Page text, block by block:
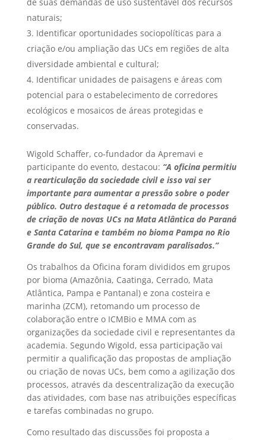
naturais;
Identificar oportunidades sociopolíticas para a
criação e/ou ampliação das UCs em regiões de alta
diversidade ambiental e cultural;
Identificar unidades de paisagens e áreas com
potencial para o estabelecimento de corredores
ecológicos e mosaicos de áreas protegidas e
conservadas.
Wigold Schaffer, co-fundador da Apremavi e
participante do evento, destacou: “A oficina permitiu
a rearticulação da sociedade civil e isso vai ser
importante para aumentar a pressão sobre o poder
público. Outro destaque é a retomada de processos
de criação de novas UCs na Mata Atlântica do Paraná
e Santa Catarina e também no bioma Pampa no Rio
Grande do Sul, que se encontravam paralisados.”
Os trabalhos da Oficina foram divididos em grupos
por bioma (Amazônia, Caatinga, Cerrado, Mata
Atlântica, Pampa e Pantanal) e zona costeira e
marinha (ZCM), retomando um processo de
colaboração entre o ICMBio e MMA com as
organizações da sociedade civil e representantes da
academia. Segundo Wigold, essa participação vai
permitir a qualificação das propostas de ampliação
ou criação de novas UCs, bem como a agilização dos
processos, através da descentralização da execução
das atividades, com base nas atribuições específicas
e tarefas combinadas no grupo.
Como resultado das discussões foi proposta a